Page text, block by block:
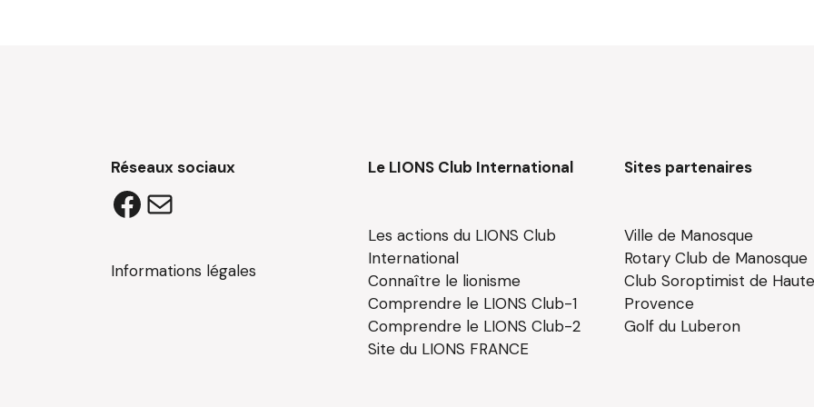
Réseaux sociaux
Facebook
E-
Informations légales
Le LIONS Club International
Les actions du LIONS Club
International
Connaître le lionisme
Comprendre le LIONS Club-1
Comprendre le LIONS Club-2
Site du LIONS FRANCE
Sites partenaires
Ville de Manosque
Rotary Club de Manosque
Club Soroptimist de
Provence
Golf du Luberon